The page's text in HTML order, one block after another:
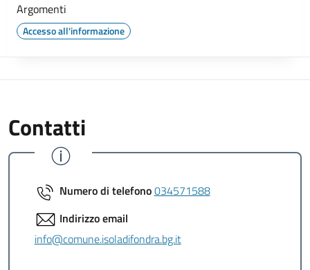
Argomenti
Accesso all'informazione
Contatti
Numero di telefono034571588
Indirizzo email
info@comune.isoladifondra.bg.it